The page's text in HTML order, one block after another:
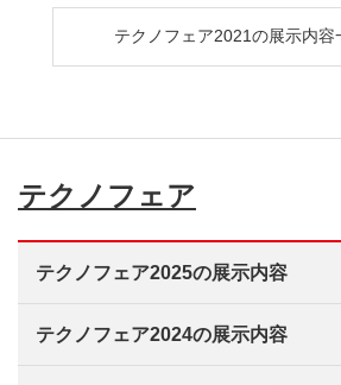
テクノフェア2021の展示内容
テクノフェア
テクノフェア2025の展示内容
テクノフェア2024の展示内容